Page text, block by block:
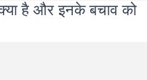
है और इनके बचाव को